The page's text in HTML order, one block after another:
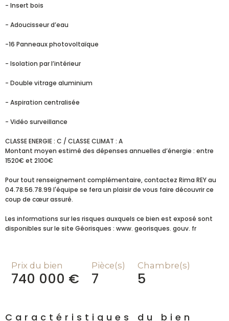
- Insert bois
- Adoucisseur d’eau
-16 Panneaux photovoltaïque
- Isolation par l’intérieur
- Double vitrage aluminium
- Aspiration centralisée
- Vidéo surveillance
CLASSE ENERGIE : C / CLASSE CLIMAT : A
Montant moyen estimé des dépenses annuelles d’énergie : entre
1520€ et 2100€
Pour tout renseignement complémentaire, contactez Rima REY au
04.78.56.78.99 l'équipe se fera un plaisir de vous faire découvrir ce
coup de cœur assuré.
Les informations sur les risques auxquels ce bien est exposé sont
disponibles sur le site Géorisques : www. georisques. gouv. fr
Prix du bien
740 000 €
Pièce(s)
7
Chambre(s)
5
Caractéristiques du bien